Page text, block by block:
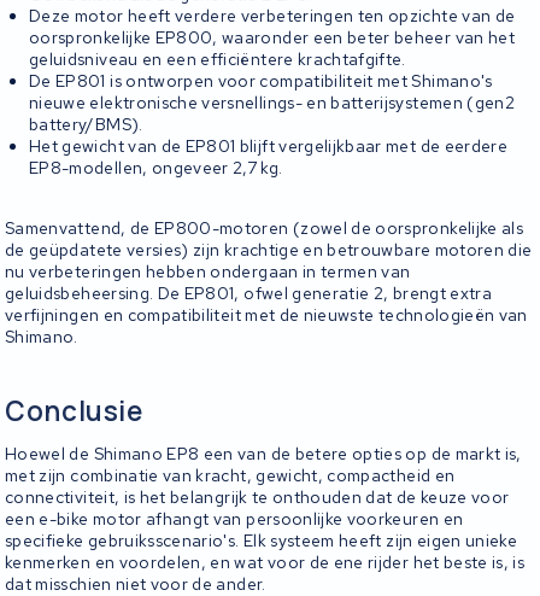
Deze motor heeft verdere verbeteringen ten opzichte van de
oorspronkelijke EP800, waaronder een beter beheer van het
geluidsniveau en een efficiëntere krachtafgifte.
De EP801 is ontworpen voor compatibiliteit met Shimano's
nieuwe elektronische versnellings- en batterijsystemen (gen2
battery/BMS).
Het gewicht van de EP801 blijft vergelijkbaar met de eerdere
EP8-modellen, ongeveer 2,7 kg.
Samenvattend, de EP800-motoren (zowel de oorspronkelijke als
de geüpdatete versies) zijn krachtige en betrouwbare motoren die
nu verbeteringen hebben ondergaan in termen van
geluidsbeheersing. De EP801, ofwel generatie 2, brengt extra
verfijningen en compatibiliteit met de nieuwste technologieën van
Shimano.
Conclusie
Hoewel de Shimano EP8 een van de betere opties op de markt is,
met zijn combinatie van kracht, gewicht, compactheid en
connectiviteit, is het belangrijk te onthouden dat de keuze voor
een e-bike motor afhangt van persoonlijke voorkeuren en
specifieke gebruiksscenario's. Elk systeem heeft zijn eigen unieke
kenmerken en voordelen, en wat voor de ene rijder het beste is, is
dat misschien niet voor de ander.